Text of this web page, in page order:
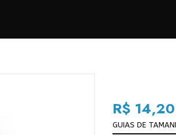
R$ 14,20
GUIAS DE